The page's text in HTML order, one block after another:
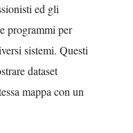
ed gli
programmi per
sistemi. Questi
dataset
mappa con un